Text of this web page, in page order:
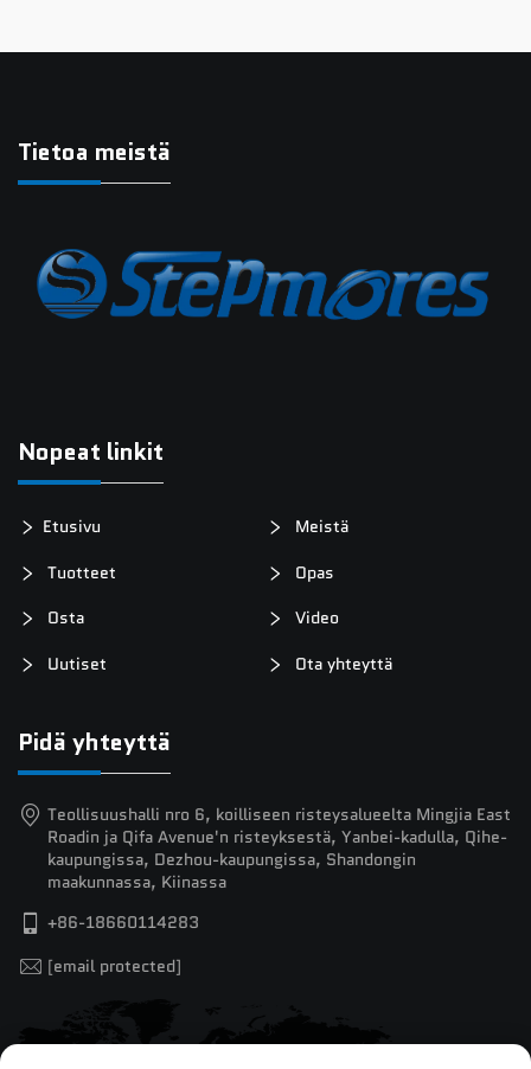
Tietoa meistä
Nopeat linkit
Etusivu
Meistä
Tuotteet
Opas
Osta
Video
Uutiset
Ota yhteyttä
Pidä yhteyttä
Teollisuushalli nro 6, koilliseen risteysalueelta Mingjia East
Roadin ja Qifa Avenue'n risteyksestä, Yanbei-kadulla, Qihe-
kaupungissa, Dezhou-kaupungissa, Shandongin
maakunnassa, Kiinassa
+86-18660114283
[email protected]